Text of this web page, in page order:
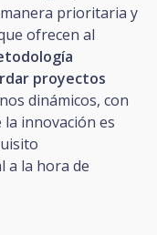
prioritaria y
ofrecen al
proyectos
dinámicos, con
innovación es
a la hora de